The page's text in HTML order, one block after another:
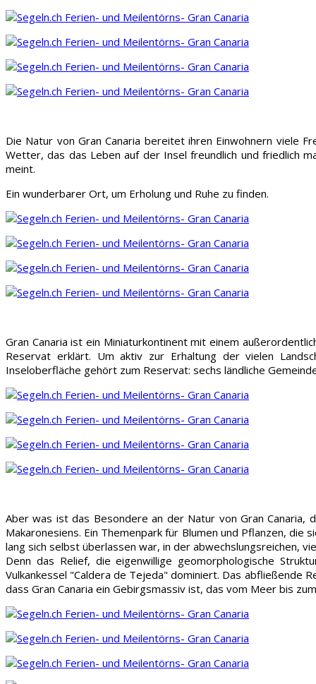
Die Natur von Gran Canaria bereitet ihren Einwohnern viele
Wetter, das das Leben auf der Insel freundlich und friedlich
meint.
Ein wunderbarer Ort, um Erholung und Ruhe zu finden.
Gran Canaria ist ein Miniaturkontinent mit einem
Reservat erklärt. Um aktiv zur Erhaltung der vielen
Inseloberfläche gehört zum Reservat: sechs ländliche
Aber was ist das Besondere an der Natur von Gran Canaria,
Makaronesiens. Ein Themenpark für Blumen und Pflanzen, die
lang sich selbst überlassen war, in der abwechslungsreichen,
Denn das Relief, die eigenwillige geomorphologische
Vulkankessel "Caldera de Tejeda" dominiert. Das abfließende
dass Gran Canaria ein Gebirgsmassiv ist, das vom Meer bis